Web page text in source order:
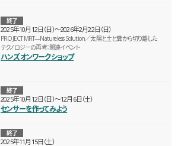
2025年10月12日（日）〜2026年2月22日（日）
終了
PROJECT MRT—Natureless Solution／太陽と土と糞から切り離した
テクノロジーの再考：関連イベント
ハンズオンワークショップ
2025年10月12日（日）〜12月6日（土）
終了
センサーを作ってみよう
2025年11月15日（土）
終了